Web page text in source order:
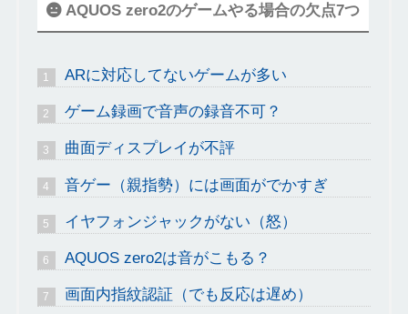
AQUOS zero2のゲームやる場合の欠点7つ
ARに対応してないゲームが多い
ゲーム録画で音声の録音不可？
曲面ディスプレイが不評
音ゲー（親指勢）には画面がでかすぎ
イヤフォンジャックがない（怒）
AQUOS zero2は音がこもる？
画面内指紋認証（でも反応は遅め）